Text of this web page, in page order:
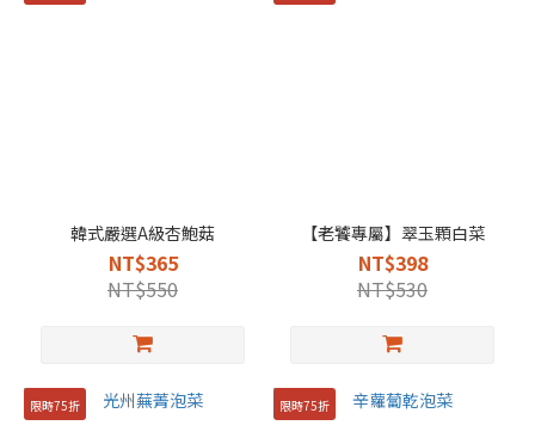
韓式嚴選A級杏鮑菇
NT$365
NT$550
【老饕專屬】翠玉顆白菜
NT$398
NT$530
限時75折 限時75折